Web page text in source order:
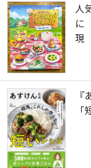
人
に
現